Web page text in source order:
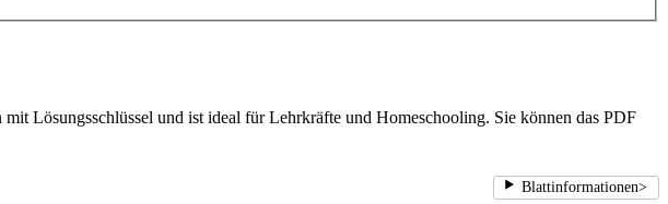
Lösungsschlüssel und ist ideal für Lehrkräfte und Homeschooling. Sie können das PDF
Blattinformationen>